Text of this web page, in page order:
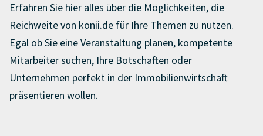
Erfahren Sie hier alles über die Möglichkeiten, die
Reichweite von konii.de für Ihre Themen zu nutzen.
Egal ob Sie eine Veranstaltung planen, kompetente
Mitarbeiter suchen, Ihre Botschaften oder
Unternehmen perfekt in der Immobilienwirtschaft
präsentieren wollen.